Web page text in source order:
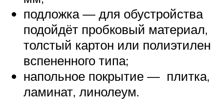
подложка — для обустройства
подойдёт пробковый материал,
толстый картон или полиэтилен
вспененного типа;
напольное покрытие — плитка,
ламинат, линолеум.